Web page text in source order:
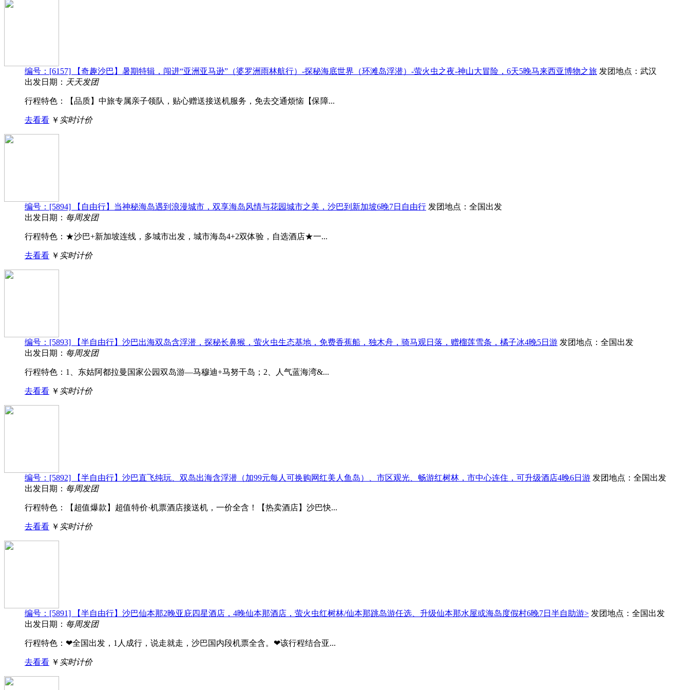
编号：[6157] 【奇趣沙巴】暑期特辑，闯进“亚洲亚马逊”（婆罗洲雨林航行）-探秘海底世界（环滩岛浮潜）-萤火虫之夜-神山大冒险，6天5晚马来西亚博物之旅 发团地点：武汉
出发日期： 天天发团
行程特色： 【品质】中旅专属亲子领队，贴心赠送接送机服务，免去交通烦恼【保障...
去看看 ￥ 实时计价
编号：[5894] 【自由行】当神秘海岛遇到浪漫城市，双享海岛风情与花园城市之美，沙巴到新加坡6晚7日自由行 发团地点：全国出发
出发日期： 每周发团
行程特色：★沙巴+新加坡连线，多城市出发，城市海岛4+2双体验，自选酒店★一...
去看看 ￥ 实时计价
编号：[5893] 【半自由行】沙巴出海双岛含浮潜，探秘长鼻猴，萤火虫生态基地，免费香蕉船，独木舟，骑马观日落，赠榴莲雪条，橘子冰4晚5日游 发团地点：全国出发
出发日期： 每周发团
行程特色：1、东姑阿都拉曼国家公园双岛游—马穆迪+马努干岛；2、人气蓝海湾&...
去看看 ￥ 实时计价
编号：[5892] 【半自由行】沙巴直飞纯玩、双岛出海含浮潜（加99元每人可换购网红美人鱼岛）、市区观光、畅游红树林，市中心连住，可升级酒店4晚6日游 发团地点：全国出发
出发日期： 每周发团
行程特色：【超值爆款】超值特价·机票酒店接送机，一价全含！【热卖酒店】沙巴快...
去看看 ￥ 实时计价
编号：[5891] 【半自由行】沙巴仙本那2晚亚庇四星酒店，4晚仙本那酒店，萤火虫红树林/仙本那跳岛游任选、升级仙本那水屋或海岛度假村6晚7日半自助游> 发团地点：全国出发
出发日期： 每周发团
行程特色：❤全国出发，1人成行，说走就走，沙巴国内段机票全含。❤该行程结合亚...
去看看 ￥ 实时计价